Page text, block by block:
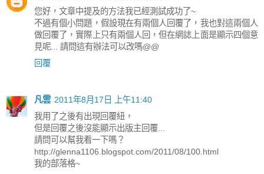
您好，文章中提及的方法我已經測試成功了~
不過有個小問題，假設現在有兩個人回覆了，我也對這兩個人
做回覆了，實際上只有兩個人回，但在網誌上面是顯示四個意
見呢... 請問這有辦法可以改嗎@@
回覆
凡雲 2011年8月17日 上午11:40
我用了之後有出現回覆紐，
但是回覆之後沒能顯示出版主回覆...
請問可以幫我看一下嗎？
http://glenna1106.blogspot.com/2011/08/100.html
我的部落格~